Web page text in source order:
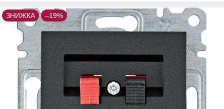
ЗНИЖКА –19%